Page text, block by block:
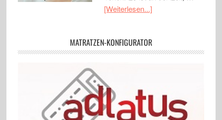
[Weiterlesen...]
MATRATZEN-KONFIGURATOR